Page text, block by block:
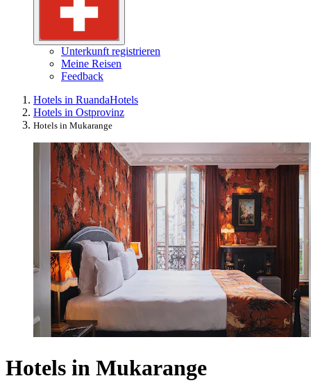
Unterkunft registrieren
Meine Reisen
Feedback
Hotels in RuandaHotels
Hotels in Ostprovinz
Hotels in Mukarange
Hotels in Mukarange